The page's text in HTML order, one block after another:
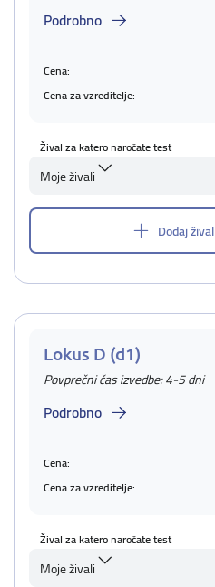
Podrobno
Cena:
Cena za vzreditelje:
Žival za katero naročate test
Moje živali
Dodaj žival
Lokus D (d1)
Povprečni čas izvedbe: 4-5 dni
Podrobno
Cena:
Cena za vzreditelje:
Žival za katero naročate test
Moje živali